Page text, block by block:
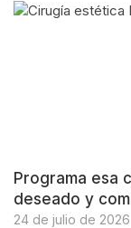
Programa esa
deseado y
24 de julio de 2026